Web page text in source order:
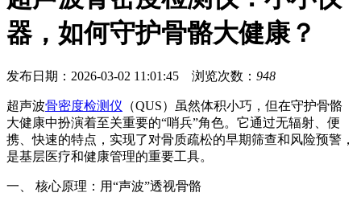
器，如何守护骨骼大健康？
发布日期：2026-03-02 11:01:45 浏览次数： 948
超声波骨密度检测仪 （QUS）虽然体积小巧，但在守护骨骼
大健康中扮演着至关重要的“哨兵”角色。它通过无辐射、便
携、快速的特点，实现了对骨质疏松的早期筛查和风险预警，
是基层医疗和健康管理的重要工具。
一、 核心原理：用“声波”透视骨骼